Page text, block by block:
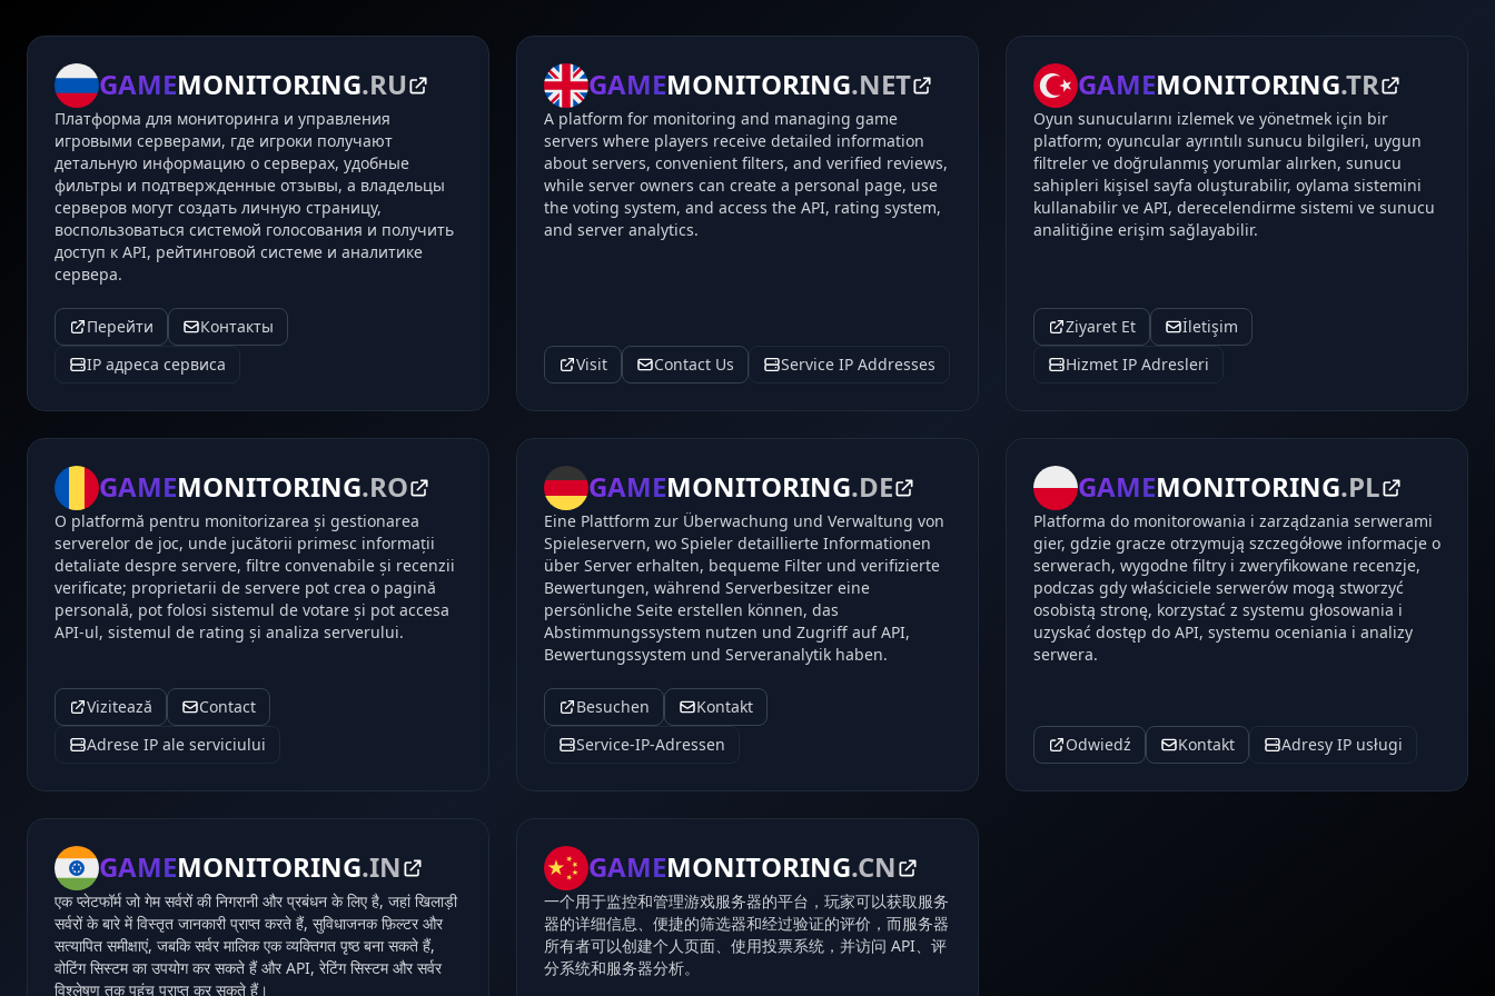
GAMEMONITORING.RU
Платформа для мониторинга и управления
игровыми серверами, где игроки получают
детальную информацию о серверах, удобные
фильтры и подтвержденные отзывы, а владельцы
серверов могут создать личную страницу,
воспользоваться системой голосования и получить
доступ к API, рейтинговой системе и аналитике
сервера.
Перейти
Контакты
IP адреса сервиса
GAMEMONITORING.NET
A platform for monitoring and managing game
servers where players receive detailed information
about servers, convenient filters, and verified reviews,
while server owners can create a personal page, use
the voting system, and access the API, rating system,
and server analytics.
Visit Contact Us Service IP Addresses
GAMEMONITORING.TR
Oyun sunucularını izlemek ve yönetmek için bir
platform; oyuncular ayrıntılı sunucu bilgileri, uygun
filtreler ve doğrulanmış yorumlar alırken, sunucu
sahipleri kişisel sayfa oluşturabilir, oylama sistemini
kullanabilir ve API, derecelendirme sistemi ve sunucu
analitiğine erişim sağlayabilir.
Ziyaret Et
İletişim
Hizmet IP Adresleri
GAMEMONITORING.RO
O platformă pentru monitorizarea și gestionarea
serverelor de joc, unde jucătorii primesc informații
detaliate despre servere, filtre convenabile și recenzii
verificate; proprietarii de servere pot crea o pagină
personală, pot folosi sistemul de votare și pot accesa
API-ul, sistemul de rating și analiza serverului.
Vizitează
Contact
Adrese IP ale serviciului
GAMEMONITORING.DE
Eine Plattform zur Überwachung und Verwaltung von
Spieleservern, wo Spieler detaillierte Informationen
über Server erhalten, bequeme Filter und verifizierte
Bewertungen, während Serverbesitzer eine
persönliche Seite erstellen können, das
Abstimmungssystem nutzen und Zugriff auf API,
Bewertungssystem und Serveranalytik haben.
Besuchen
Kontakt
Service-IP-Adressen
GAMEMONITORING.PL
Platforma do monitorowania i zarządzania serwerami
gier, gdzie gracze otrzymują szczegółowe informacje o
serwerach, wygodne filtry i zweryfikowane recenzje,
podczas gdy właściciele serwerów mogą stworzyć
osobistą stronę, korzystać z systemu głosowania i
uzyskać dostęp do API, systemu oceniania i analizy
serwera.
Odwiedź Kontakt Adresy IP usługi
GAMEMONITORING.IN
एक प्लेटफॉर्म जो गेम सर्वरों की निगरानी और प्रबंधन के लिए है, जहां खिलाड़ी
सर्वरों के बारे में विस्तृत जानकारी प्राप्त करते हैं, सुविधाजनक फ़िल्टर और
सत्यापित समीक्षाएं, जबकि सर्वर मालिक एक व्यक्तिगत पृष्ठ बना सकते हैं,
वोटिंग सिस्टम का उपयोग कर सकते हैं और API, रेटिंग सिस्टम और सर्वर
विश्लेषण तक पहुंच प्राप्त कर सकते हैं।
GAMEMONITORING.CN
一个用于监控和管理游戏服务器的平台，玩家可以获取服务
器的详细信息、便捷的筛选器和经过验证的评价，而服务器
所有者可以创建个人页面、使用投票系统，并访问 API、评
分系统和服务器分析。